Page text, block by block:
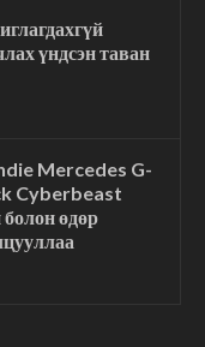
үндсэн таван
Mercedes G-
Cyberbeast
өдөр